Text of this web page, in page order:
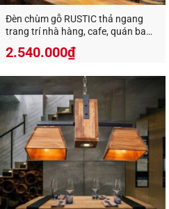
Đèn chùm gỗ RUSTIC thả ngang
trang trí nhà hàng, cafe, quán bar
2.540.000₫